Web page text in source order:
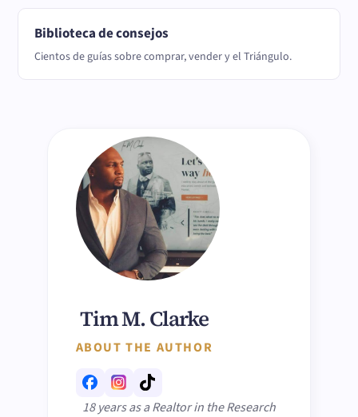
Biblioteca de consejos
Cientos de guías sobre comprar, vender y el Triángulo.
Tim M. Clarke
ABOUT THE AUTHOR
18 years as a Realtor in the Research